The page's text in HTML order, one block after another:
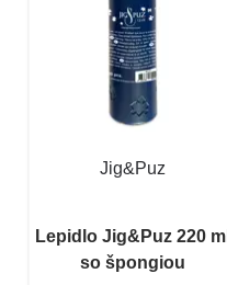
Jig&Puz
Lepidlo Jig&Puz 220 ml
so špongiou